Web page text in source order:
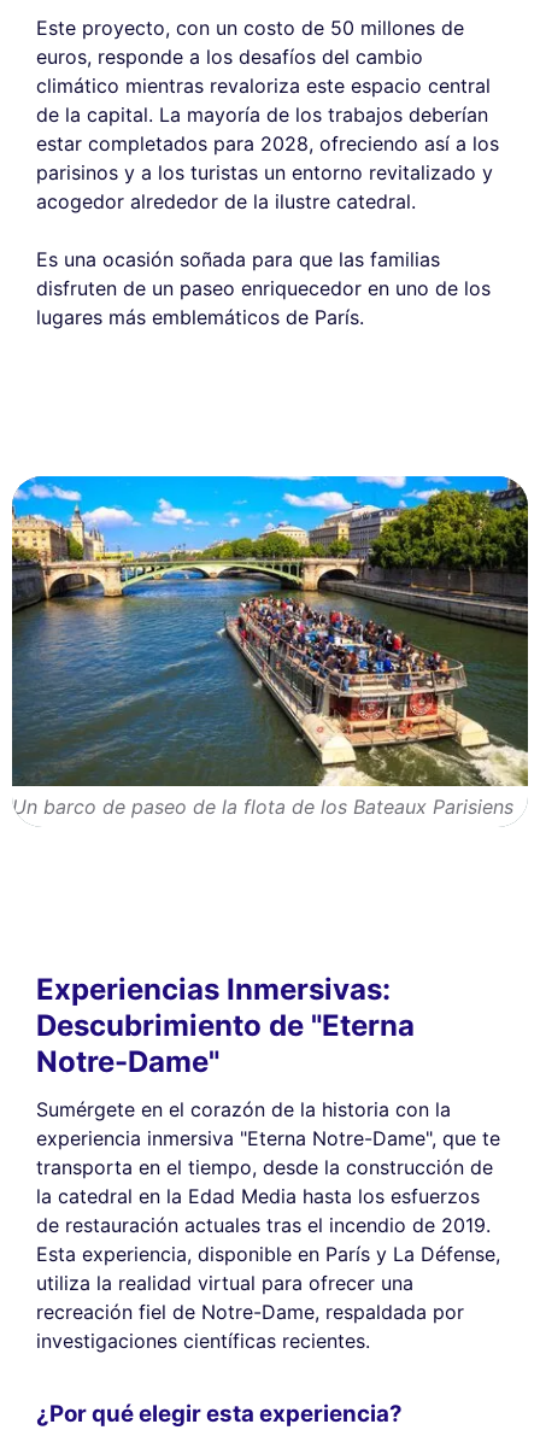
Este proyecto, con un costo de 50 millones de
euros, responde a los desafíos del cambio
climático mientras revaloriza este espacio central
de la capital. La mayoría de los trabajos deberían
estar completados para 2028, ofreciendo así a los
parisinos y a los turistas un entorno revitalizado y
acogedor alrededor de la ilustre catedral.
Es una ocasión soñada para que las familias
disfruten de un paseo enriquecedor en uno de los
lugares más emblemáticos de París.
Un barco de paseo de la flota de los Bateaux Parisiens
Experiencias Inmersivas:
Descubrimiento de "Eterna
Notre-Dame"
Sumérgete en el corazón de la historia con la
experiencia inmersiva "Eterna Notre-Dame", que te
transporta en el tiempo, desde la construcción de
la catedral en la Edad Media hasta los esfuerzos
de restauración actuales tras el incendio de 2019.
Esta experiencia, disponible en París y La Défense,
utiliza la realidad virtual para ofrecer una
recreación fiel de Notre-Dame, respaldada por
investigaciones científicas recientes.
¿Por qué elegir esta experiencia?